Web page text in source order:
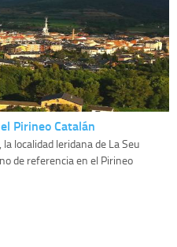
Pirineo Catalán
localidad leridana de La Seu
de referencia en el Pirineo